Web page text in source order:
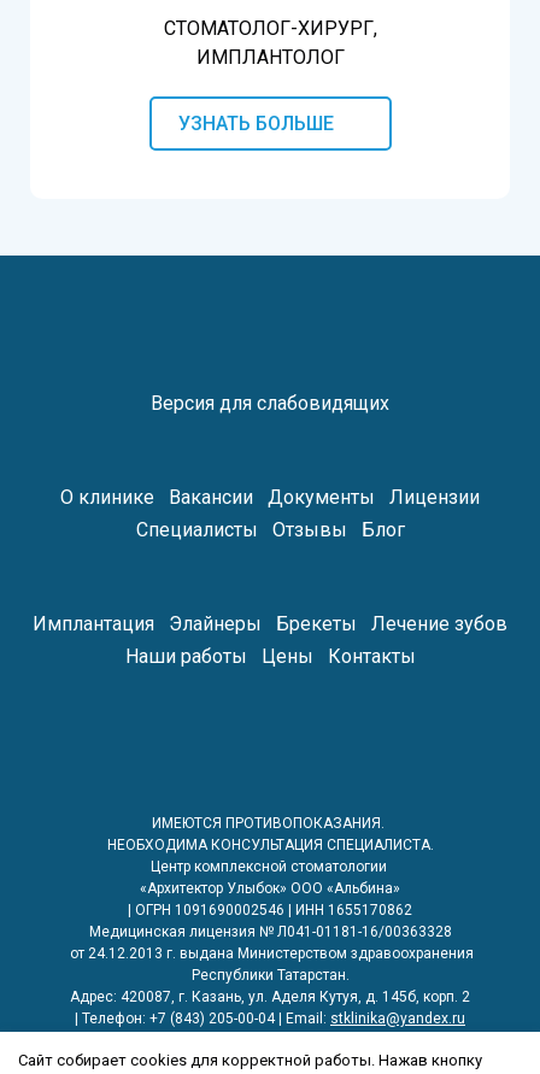
СТОМАТОЛОГ-ХИРУРГ,
ИМПЛАНТОЛОГ
УЗНАТЬ БОЛЬШЕ
Версия для слабовидящих
О клинике Вакансии Документы
Лицензии
Специалисты
Отзывы Блог
Имплантация Элайнеры Брекеты
Лечение зубов
Наши работы
Цены Контакты
ИМЕЮТСЯ ПРОТИВОПОКАЗАНИЯ.
НЕОБХОДИМА КОНСУЛЬТАЦИЯ СПЕЦИАЛИСТА.
Центр комплексной стоматологии
«Архитектор Улыбок» ООО «Альбина»
| ОГРН 1091690002546 | ИНН 1655170862
Медицинская лицензия № Л041-01181-16/00363328
от 24.12.2013 г. выдана Министерством здравоохранения
Республики Татарстан.
Адрес: 420087, г. Казань, ул. Аделя Кутуя, д. 145б, корп. 2
| Телефон: +7 (843) 205-00-04 | Email: stklinika@yandex.ru
характер, не предназначена для самостоятельной диагностики и
Сайт собирает cookies для корректной работы. Нажав кнопку